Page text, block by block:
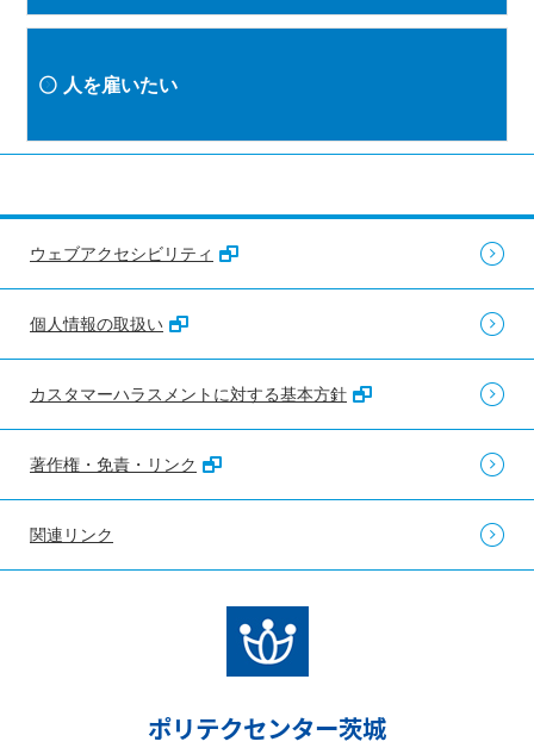
人を雇いたい
ウェブアクセシビリティ
個人情報の取扱い
カスタマーハラスメントに対する基本方針
著作権・免責・リンク
関連リンク
ポリテクセンター茨城